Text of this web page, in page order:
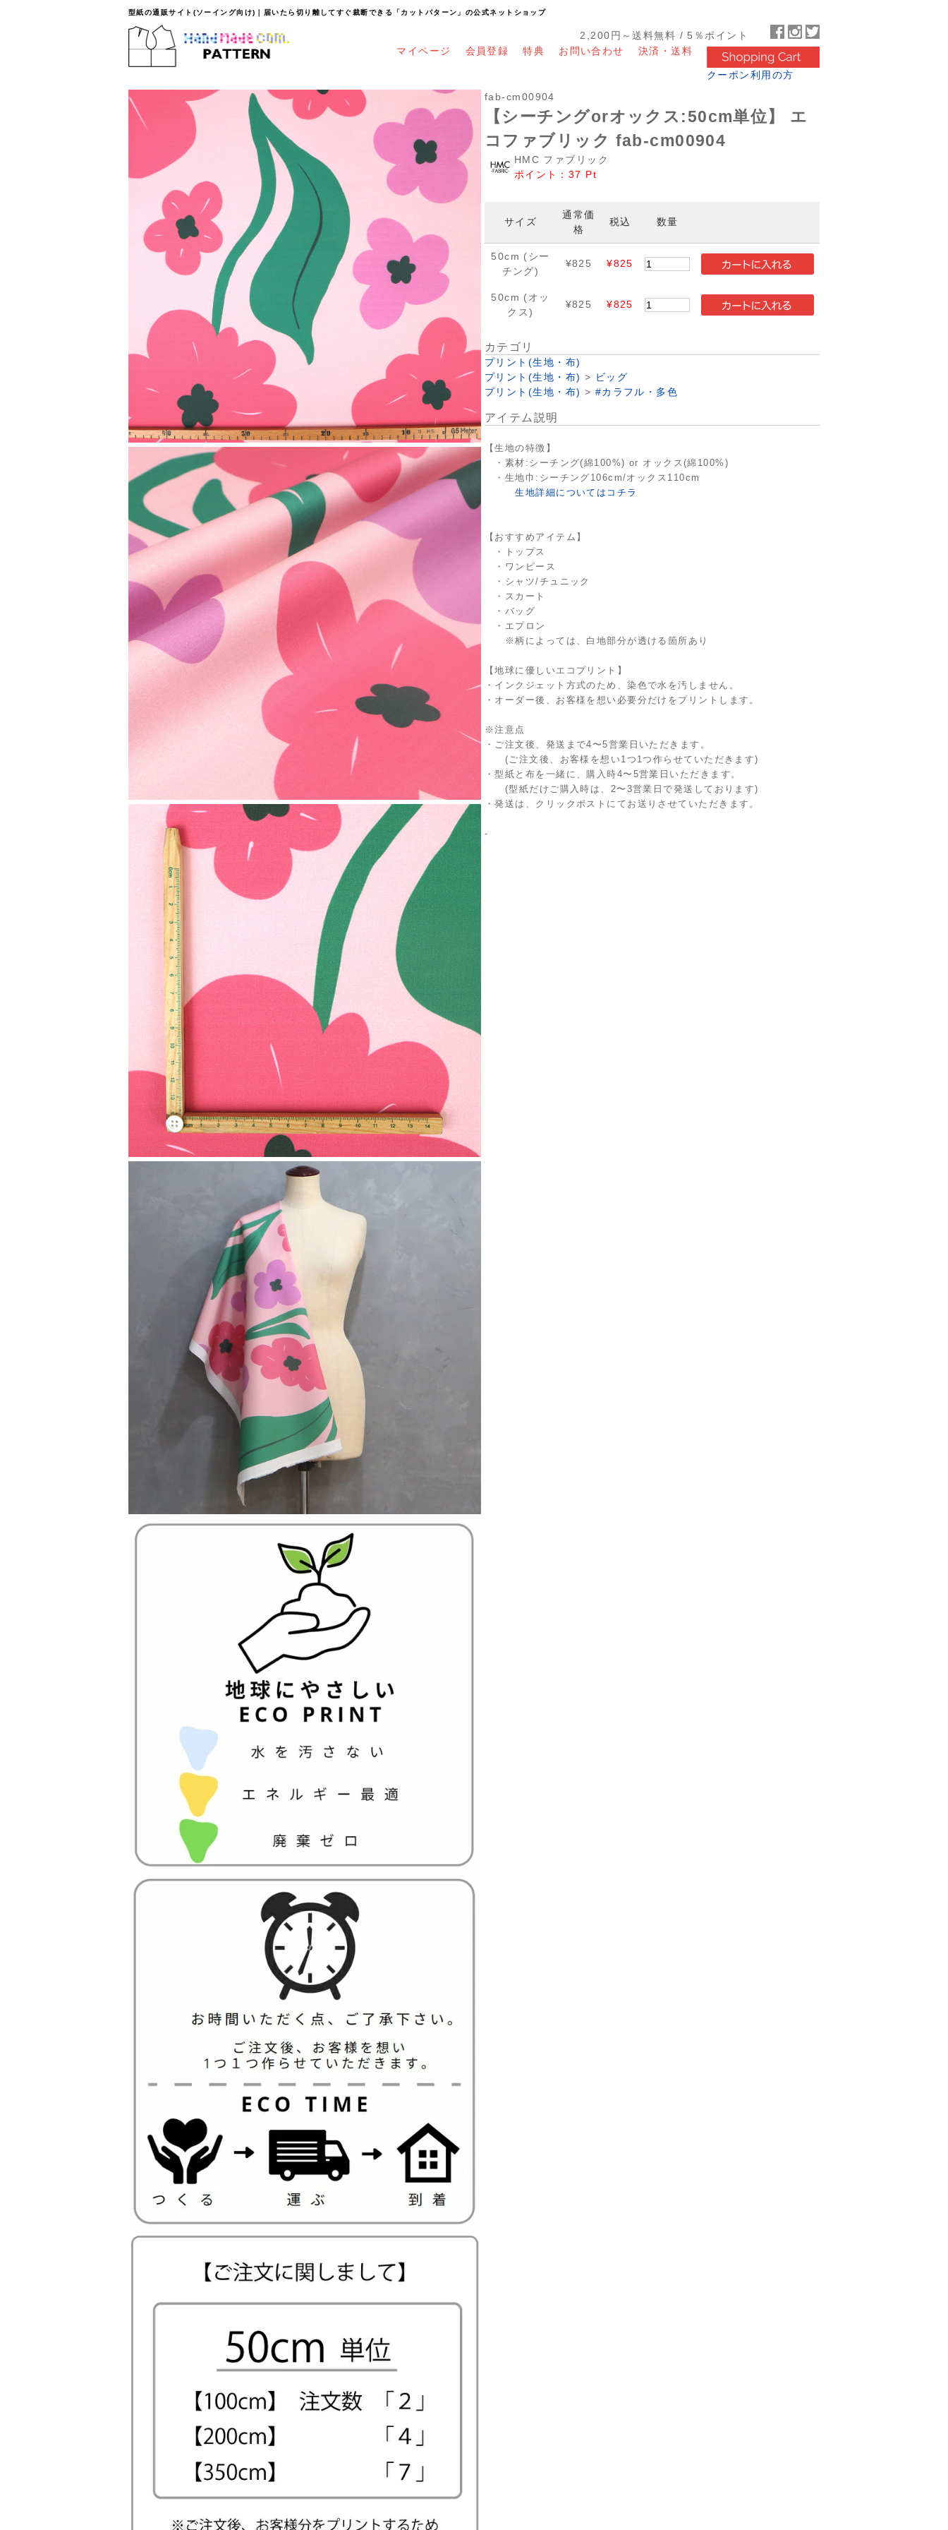
型紙の通販サイト(ソーイング向け)｜届いたら切り離してすぐ裁断できる「カットパターン」の公式ネットショップ
2,200円～送料無料 / 5％ポイント
マイページ 会員登録 特典 お問い合わせ 決済・送料
クーポン利用の方
fab-cm00904
【シーチングorオックス:50cm単位】 エ
コファブリック fab-cm00904
HMC ファブリック
ポイント： 37 Pt
サイズ
通常価
格
税込 数量
50cm (シー
チング)
¥825 ¥825
50cm (オッ
クス)
¥825 ¥825
カテゴリ
プリント(生地・布)
プリント(生地・布) > ビッグ
プリント(生地・布) > #カラフル・多色
アイテム説明
【生地の特徴】
・素材:シーチング(綿100%) or オックス(綿100%)
・生地巾:シーチング106cm/オックス110cm
生地詳細についてはコチラ
【おすすめアイテム】
・トップス
・ワンピース
・シャツ/チュニック
・スカート
・バッグ
・エプロン
※柄によっては、白地部分が透ける箇所あり
【地球に優しいエコプリント】
・インクジェット方式のため、染色で水を汚しません。
・オーダー後、お客様を想い必要分だけをプリントします。
※注意点
・ご注文後、発送まで4〜5営業日いただきます。
(ご注文後、お客様を想い1つ1つ作らせていただきます)
・型紙と布を一緒に、購入時4〜5営業日いただきます。
(型紙だけご購入時は、2〜3営業日で発送しております)
・発送は、クリックポストにてお送りさせていただきます。
-